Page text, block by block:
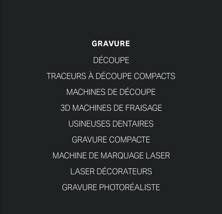
GRAVURE
DÉCOUPE
TRACEURS À DÉCOUPE COMPACTS
MACHINES DE DÉCOUPE
3D MACHINES DE FRAISAGE
USINEUSES DENTAIRES
GRAVURE COMPACTE
MACHINE DE MARQUAGE LASER
LASER DÉCORATEURS
GRAVURE PHOTORÉALISTE